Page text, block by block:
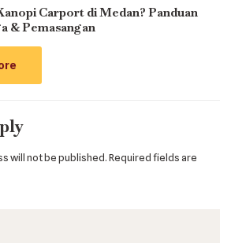
Carport di Medan? Panduan
& Pemasangan
will not be published.Required fields are